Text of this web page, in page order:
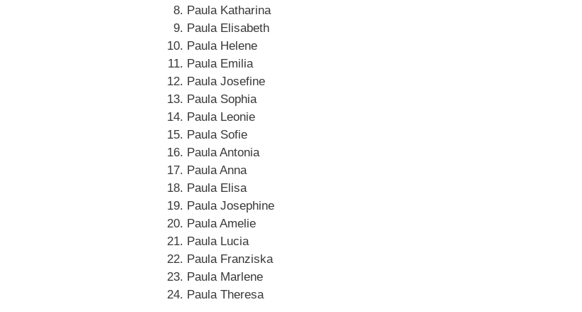
Paula Katharina
Paula Elisabeth
Paula Helene
Paula Emilia
Paula Josefine
Paula Sophia
Paula Leonie
Paula Sofie
Paula Antonia
Paula Anna
Paula Elisa
Paula Josephine
Paula Amelie
Paula Lucia
Paula Franziska
Paula Marlene
Paula Theresa